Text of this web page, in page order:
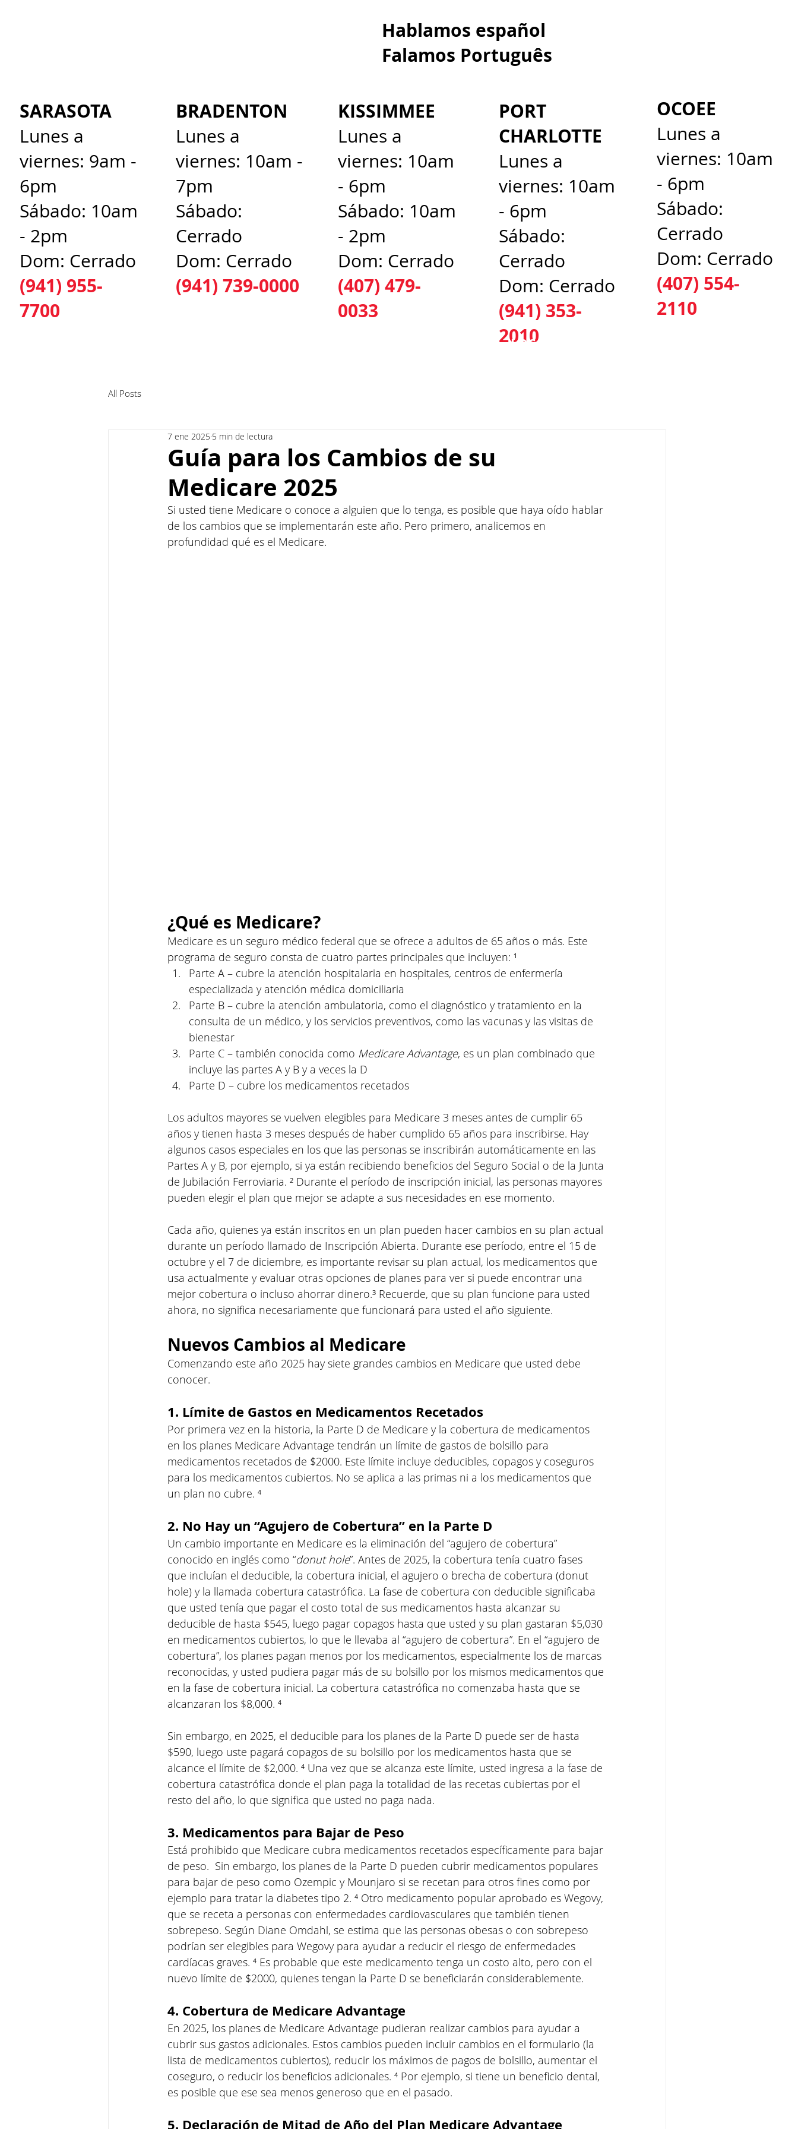
BRADENTON
Lunes a
viernes: 10am -
7pm
Sábado:
Cerrado
Dom: Cerrado
(941) 739-0000
KISSIMMEE
Lunes a
viernes: 10am
- 6pm
Sábado: 10am
- 2pm
Dom: Cerrado
(407) 479-
0033
SARASOTA
Lunes a
viernes: 9am -
6pm
Sábado: 10am
- 2pm
Dom: Cerrado
(941) 955-
7700
PORT
CHARLOTTE
Lunes a
viernes: 10am
- 6pm
Sábado:
Cerrado
Dom: Cerrado
(941) 353-
2010
OCOEE
Lunes a
viernes: 10am
- 6pm
Sábado:
Cerrado
Dom: Cerrado
(407) 554-
2110
Hablamos español
Falamos Português​
LOCALIZACIONES
All Posts
Guía para los Cambios de su
Medicare 2025
7 ene 2025 5 min de lectura
Si usted tiene Medicare o conoce a alguien que lo tenga, es posible que haya oído hablar
de los cambios que se implementarán este año. Pero primero, analicemos en
profundidad qué es el Medicare.
¿Qué es Medicare?
Medicare es un seguro médico federal que se ofrece a adultos de 65 años o más. Este
programa de seguro consta de cuatro partes principales que incluyen: ¹
Parte A – cubre la atención hospitalaria en hospitales, centros de enfermería
especializada y atención médica domiciliaria
Parte B – cubre la atención ambulatoria, como el diagnóstico y tratamiento en la
consulta de un médico, y los servicios preventivos, como las vacunas y las visitas de
bienestar
Parte C – también conocida como Medicare Advantage, es un plan combinado que
incluye las partes A y B y a veces la D
Parte D – cubre los medicamentos recetados
Los adultos mayores se vuelven elegibles para Medicare 3 meses antes de cumplir 65
años y tienen hasta 3 meses después de haber cumplido 65 años para inscribirse. Hay
algunos casos especiales en los que las personas se inscribirán automáticamente en las
Partes A y B, por ejemplo, si ya están recibiendo beneficios del Seguro Social o de la Junta
de Jubilación Ferroviaria. ² Durante el período de inscripción inicial, las personas mayores
pueden elegir el plan que mejor se adapte a sus necesidades en ese momento.
Cada año, quienes ya están inscritos en un plan pueden hacer cambios en su plan actual
durante un período llamado de Inscripción Abierta. Durante ese período, entre el 15 de
octubre y el 7 de diciembre, es importante revisar su plan actual, los medicamentos que
usa actualmente y evaluar otras opciones de planes para ver si puede encontrar una
mejor cobertura o incluso ahorrar dinero.³ Recuerde, que su plan funcione para usted
ahora, no significa necesariamente que funcionará para usted el año siguiente.
Nuevos Cambios al Medicare
Comenzando este año 2025 hay siete grandes cambios en Medicare que usted debe
conocer.
1. Límite de Gastos en Medicamentos Recetados
Por primera vez en la historia, la Parte D de Medicare y la cobertura de medicamentos
en los planes Medicare Advantage tendrán un límite de gastos de bolsillo para
medicamentos recetados de $2000. Este límite incluye deducibles, copagos y coseguros
para los medicamentos cubiertos. No se aplica a las primas ni a los medicamentos que
un plan no cubre. ⁴
2. No Hay un “Agujero de Cobertura” en la Parte D
Un cambio importante en Medicare es la eliminación del “agujero de cobertura”
conocido en inglés como “donut hole”. Antes de 2025, la cobertura tenía cuatro fases
que incluían el deducible, la cobertura inicial, el agujero o brecha de cobertura (donut
hole) y la llamada cobertura catastrófica. La fase de cobertura con deducible significaba
que usted tenía que pagar el costo total de sus medicamentos hasta alcanzar su
deducible de hasta $545, luego pagar copagos hasta que usted y su plan gastaran $5,030
en medicamentos cubiertos, lo que le llevaba al “agujero de cobertura”. En el “agujero de
cobertura”, los planes pagan menos por los medicamentos, especialmente los de marcas
reconocidas, y usted pudiera pagar más de su bolsillo por los mismos medicamentos que
en la fase de cobertura inicial. La cobertura catastrófica no comenzaba hasta que se
alcanzaran los $8,000. ⁴
Sin embargo, en 2025, el deducible para los planes de la Parte D puede ser de hasta
$590, luego uste pagará copagos de su bolsillo por los medicamentos hasta que se
alcance el límite de $2,000. ⁴ Una vez que se alcanza este límite, usted ingresa a la fase de
cobertura catastrófica donde el plan paga la totalidad de las recetas cubiertas por el
resto del año, lo que significa que usted no paga nada.
3. Medicamentos para Bajar de Peso
Está prohibido que Medicare cubra medicamentos recetados específicamente para bajar
de peso.  Sin embargo, los planes de la Parte D pueden cubrir medicamentos populares
para bajar de peso como Ozempic y Mounjaro si se recetan para otros fines como por
ejemplo para tratar la diabetes tipo 2. ⁴ Otro medicamento popular aprobado es Wegovy,
que se receta a personas con enfermedades cardiovasculares que también tienen
sobrepeso. Según Diane Omdahl, se estima que las personas obesas o con sobrepeso
podrían ser elegibles para Wegovy para ayudar a reducir el riesgo de enfermedades
cardíacas graves. ⁴ Es probable que este medicamento tenga un costo alto, pero con el
nuevo límite de $2000, quienes tengan la Parte D se beneficiarán considerablemente.
4. Cobertura de Medicare Advantage
En 2025, los planes de Medicare Advantage pudieran realizar cambios para ayudar a
cubrir sus gastos adicionales. Estos cambios pueden incluir cambios en el formulario (la
lista de medicamentos cubiertos), reducir los máximos de pagos de bolsillo, aumentar el
coseguro, o reducir los beneficios adicionales. ⁴ Por ejemplo, si tiene un beneficio dental,
es posible que ese sea menos generoso que en el pasado.
5. Declaración de Mitad de Año del Plan Medicare Advantage